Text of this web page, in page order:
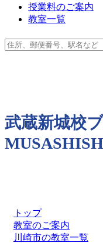
授業料のご案内
教室一覧
武蔵新城校
トップ
教室のご案内
川崎市の教室一覧